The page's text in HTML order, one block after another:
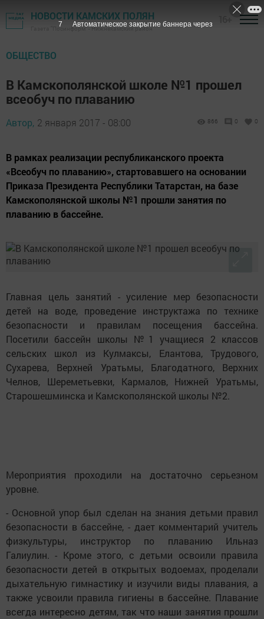
НОВОСТИ КАМСКИХ ПОЛЯН
Газета "Посинформ" - Нижнекамский район
ОБЩЕСТВО
В Камскополянской школе №1 прошел
всеобуч по плаванию
Автор, 2 января 2017 - 08:00 866 0 0
В рамках реализации республиканского проекта
«Всеобуч по плаванию», стартовавшего на основании
Приказа Президента Республики Татарстан, на базе
Камскополянской школы №1 прошли занятия по
плаванию в бассейне.
Главная цель занятий - усиление мер безопасности
детей на воде, проведение инструктажа по технике
безопасности и правилам посещения бассейна.
Посетили бассейн школы №1 учащиеся 2 классов
сельских школ из Кулмаксы, Елантова, Трудового,
Сухарева, Верхней Уратьмы, Благодатного, Верхних
Челнов, Шереметьевки, Кармалов, Нижней Уратьмы,
Старошешминска и Камскополянской школы №2.
Мероприятия проходили на достаточно серьезном
уровне.
- Основной упор был сделан на знания детьми правил
безопасности в бассейне, - дает комментарий учитель
физкультуры, инструктор по плаванию Ильназ
Галиулин. - Кроме этого, с детьми освоили правила
безопасности детей в открытых водоемах, проделали
дыхательную гимнастику и изучили виды плавания, а
также усвоили правила гигиены в бассейне. Плавание
всегда интересно детям, так что наши занятия прошли
7 Автоматическое закрытие баннера через